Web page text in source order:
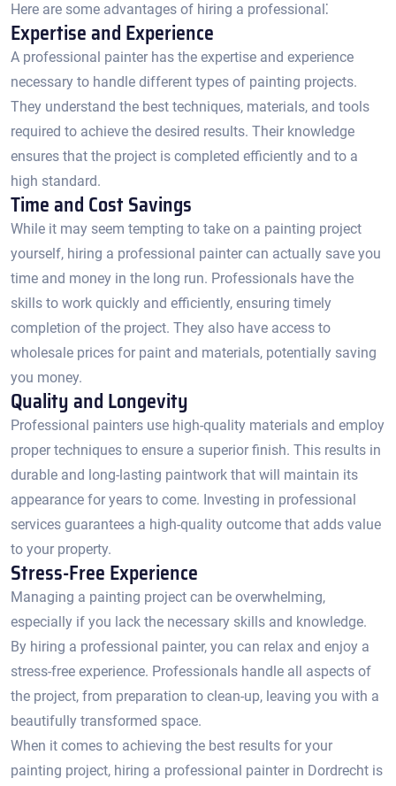
Here are some advantages of hiring a professional⁚
Expertise and Experience
A professional painter has the expertise and experience
necessary to handle different types of painting projects.​
They understand the best techniques, materials, and tools
required to achieve the desired results.​ Their knowledge
ensures that the project is completed efficiently and to a
high standard.​
Time and Cost Savings
While it may seem tempting to take on a painting project
yourself, hiring a professional painter can actually save you
time and money in the long run.​ Professionals have the
skills to work quickly and efficiently, ensuring timely
completion of the project.​ They also have access to
wholesale prices for paint and materials, potentially saving
you money.​
Quality and Longevity
Professional painters use high-quality materials and employ
proper techniques to ensure a superior finish. This results in
durable and long-lasting paintwork that will maintain its
appearance for years to come.​ Investing in professional
services guarantees a high-quality outcome that adds value
to your property.
Stress-Free Experience
Managing a painting project can be overwhelming,
especially if you lack the necessary skills and knowledge.​
By hiring a professional painter, you can relax and enjoy a
stress-free experience.​ Professionals handle all aspects of
the project, from preparation to clean-up, leaving you with a
beautifully transformed space.
When it comes to achieving the best results for your
painting project, hiring a professional painter in Dordrecht is